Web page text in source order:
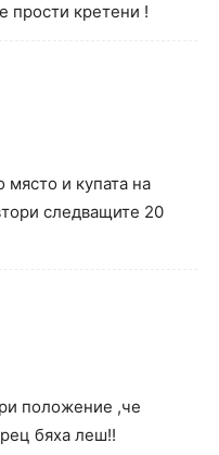
прости кретени !
място и купата на
следващите 20
положение ,че
бяха леш!!